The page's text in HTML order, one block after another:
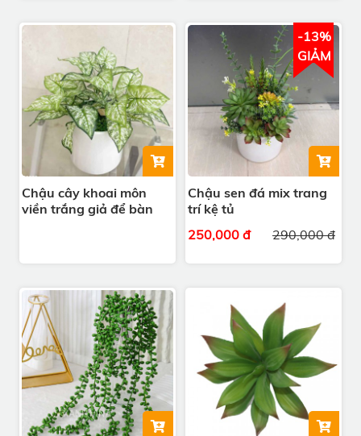
Chậu cây khoai môn
viền trắng giả để bàn
Chậu sen đá mix trang
trí kệ tủ
290,000 đ
250,000 đ
-13%
GIẢM